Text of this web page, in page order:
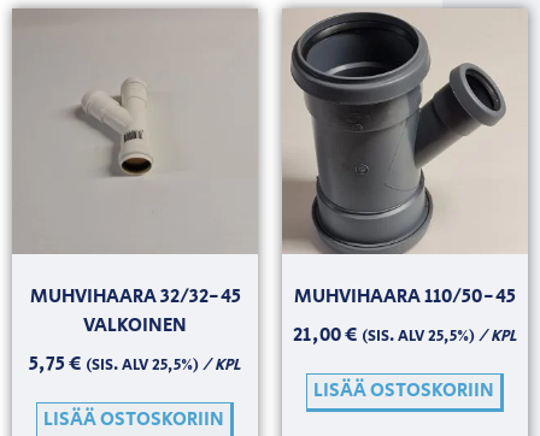
MUHVIHAARA 32/32-45
VALKOINEN
5,75€ (SIS. ALV 25,5%)/ KPL
LISÄÄ OSTOSKORIIN
MUHVIHAARA 110/50-45
21,00€ (SIS. ALV 25,5%)/ KPL
LISÄÄ OSTOSKORIIN